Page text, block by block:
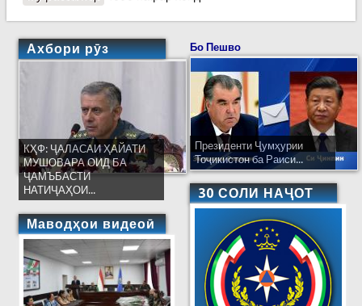
Ахбори рӯз
КҲФ: ҶАЛАСАИ ҲАЙАТИ
МУШОВАРА ОИД БА
ҶАМЪБАСТИ
НАТИҶАҲОИ...
Маводҳои видеоӣ
Бо Пешво
Президенти Ҷумҳурии
Тоҷикистон ба Раиси...
30 СОЛИ НАҶОТ